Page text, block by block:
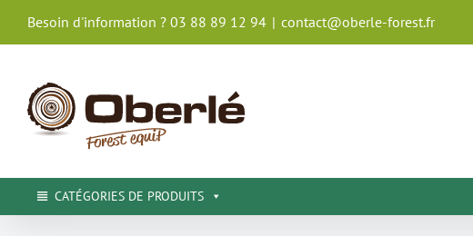
Besoin d'information ? 03 88 89 12 94 | contact@oberle-forest.fr
CATÉGORIES DE PRODUITS